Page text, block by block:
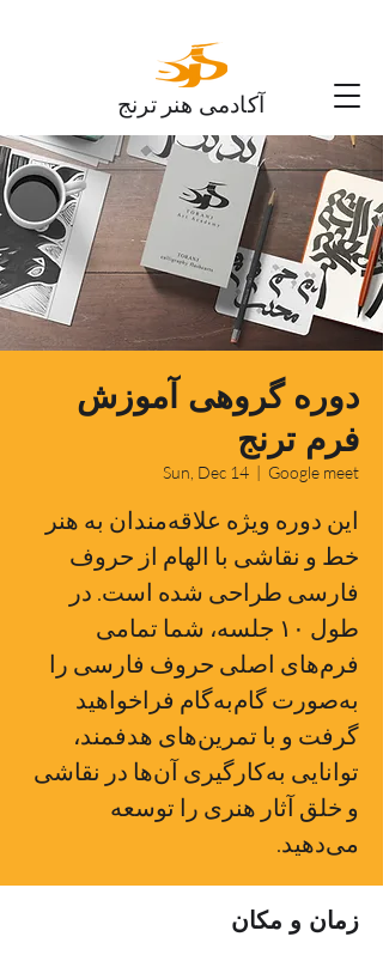
آکادمی هنر ترنج
دوره گروهی آموزش
فرم ترنج
Sun, Dec 14
  |
Google meet
این دوره ویژه علاقه‌مندان به هنر
خط و نقاشی با الهام از حروف
فارسی طراحی شده است. در
طول ۱۰ جلسه، شما تمامی
فرم‌های اصلی حروف فارسی را
به‌صورت گام‌به‌گام فراخواهید
گرفت و با تمرین‌های هدفمند،
توانایی به‌کارگیری آن‌ها در نقاشی
و خلق آثار هنری را توسعه
می‌دهید.
زمان و مکان